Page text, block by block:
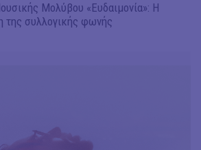
Μολύβου «Ευδαιμονία»: Η
της συλλογικής φωνής